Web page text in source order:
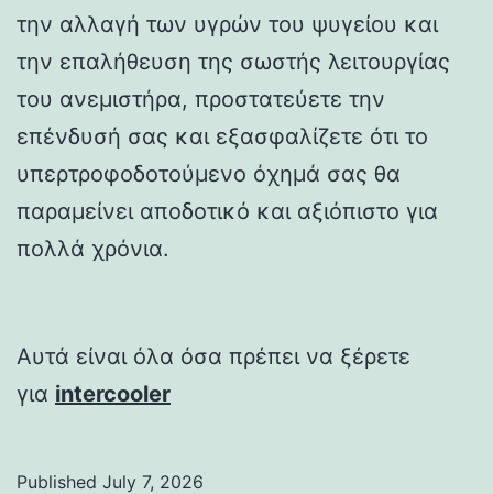
την αλλαγή των υγρών του ψυγείου και
την επαλήθευση της σωστής λειτουργίας
του ανεμιστήρα, προστατεύετε την
επένδυσή σας και εξασφαλίζετε ότι το
υπερτροφοδοτούμενο όχημά σας θα
παραμείνει αποδοτικό και αξιόπιστο για
πολλά χρόνια.
Αυτά είναι όλα όσα πρέπει να ξέρετε
για intercooler
Published July 7, 2026